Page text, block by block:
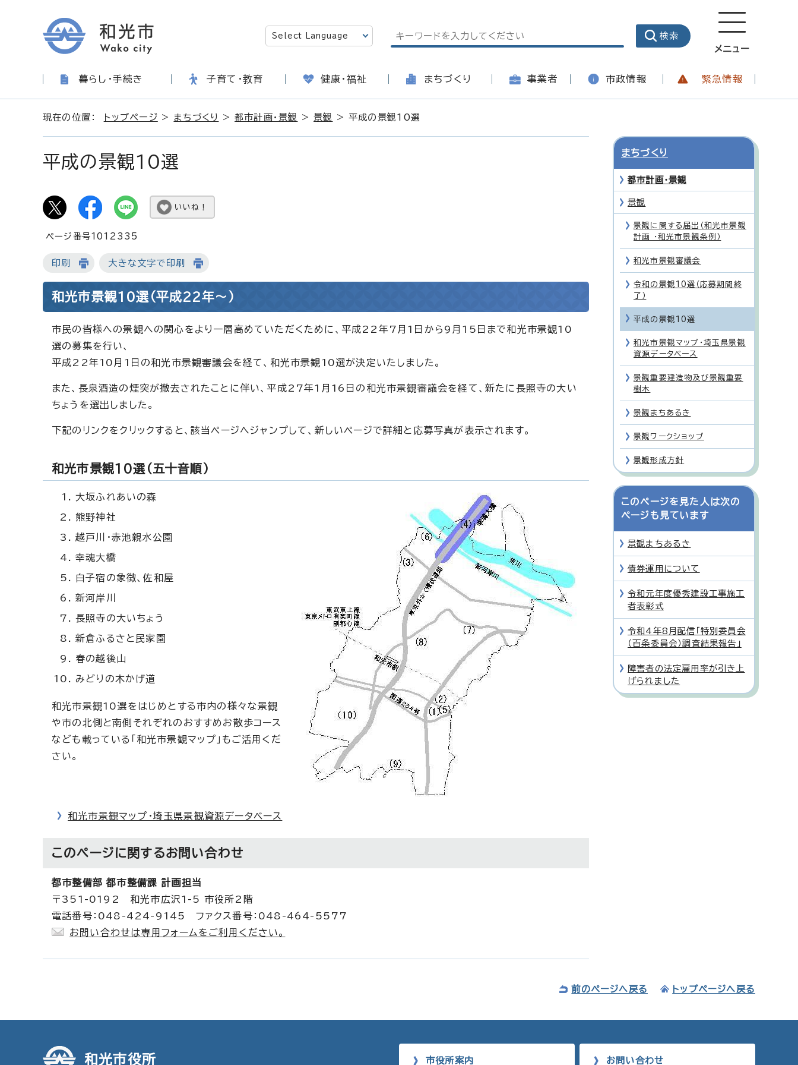
メニュー
暮らし・手続き 子育て・教育 健康・福祉 まちづくり 事業者 市政情報 緊急情報
現在の位置： トップページ > まちづくり >都市計画・景観 >景観 > 平成の景観10選
平成の景観10選
いいね！
ページ番号1012335
印刷 大きな文字で印刷
和光市景観10選（平成22年～）
市民の皆様への景観への関心をより一層高めていただくために、平成22年7月1日から9月15日まで和光市景観10
選の募集を行い、
平成22年10月1日の和光市景観審議会を経て、和光市景観10選が決定いたしました。
また、長泉酒造の煙突が撤去されたことに伴い、平成27年1月16日の和光市景観審議会を経て、新たに長照寺の大い
ちょうを選出しました。
下記のリンクをクリックすると、該当ページへジャンプして、新しいページで詳細と応募写真が表示されます。
和光市景観10選（五十音順）
大坂ふれあいの森
熊野神社
越戸川・赤池親水公園
幸魂大橋
白子宿の象徴、佐和屋
新河岸川
長照寺の大いちょう
新倉ふるさと民家園
春の越後山
みどりの木かげ道
和光市景観10選をはじめとする市内の様々な景観
や市の北側と南側それぞれのおすすめお散歩コース
なども載っている「和光市景観マップ」もご活用くだ
さい。
和光市景観マップ・埼玉県景観資源データベース
このページに関するお問い合わせ
都市整備部 都市整備課 計画担当
〒351-0192 和光市広沢1-5 市役所2階
電話番号：048-424-9145 ファクス番号：048-464-5577
お問い合わせは専用フォームをご利用ください。
まちづくり
都市計画・景観
景観
景観に関する届出（和光市景観
計画 ・和光市景観条例）
和光市景観審議会
令和の景観10選（応募期間終
了）
平成の景観10選
和光市景観マップ・埼玉県景観
資源データベース
景観重要建造物及び景観重要
樹木
景観まちあるき
景観ワークショップ
景観形成方針
このページを見た人は次の
ページも見ています
景観まちあるき
債券運用について
令和元年度優秀建設工事施工
者表彰式
令和4年8月配信「特別委員会
（百条委員会）調査結果報告」
障害者の法定雇用率が引き上
げられました
前のページへ戻る トップページへ戻る
和光市役所 市役所案内 お問い合わせ